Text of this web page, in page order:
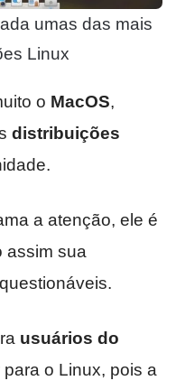
umas das mais
Linux
o MacOS,
distribuições
a atenção, ele é
assim sua
usuários do
o Linux, pois a